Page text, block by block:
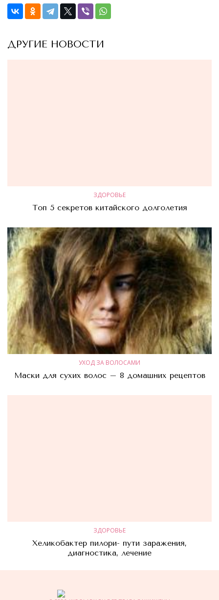
ДРУГИЕ НОВОСТИ
ЗДОРОВЬЕ
Топ 5 секретов китайского долголетия
УХОД ЗА ВОЛОСАМИ
Маски для сухих волос – 8 домашних рецептов
ЗДОРОВЬЕ
Хеликобактер пилори- пути заражения,
диагностика, лечение